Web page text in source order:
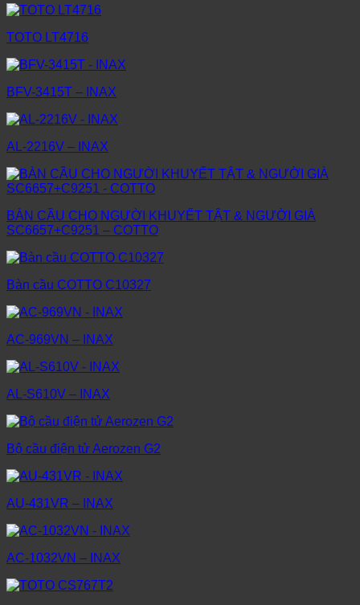
TOTO LT4716
BFV-3415T – INAX
AL-2216V – INAX
BÀN CẦU CHO NGƯỜI KHUYẾT TẬT & NGƯỜI GIÀ
SC6657+C9251 – COTTO
Bàn cầu COTTO C10327
AC-969VN – INAX
AL-S610V – INAX
Bộ cầu điện tử Aerozen G2
AU-431VR – INAX
AC-1032VN – INAX